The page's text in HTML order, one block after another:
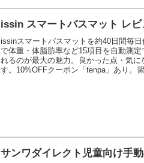
issin スマートバスマット レビ
issinスマートバスマットを約40日間毎
で体重・体脂肪率など15項目を自動測
れるのが最大の魅力。良かった点・気に
す。10%OFFクーポン「tenpa」あり。
サンワダイレクト児童向け手